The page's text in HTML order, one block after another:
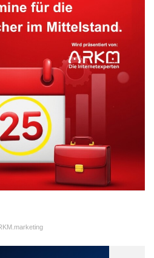
im Emsland, in das bereits heute
ihren Strom einspeisen.
eingebunden. Sie erfahren über
Richtungen die Energie in ihrer
der Kita wird durch die Deutsche